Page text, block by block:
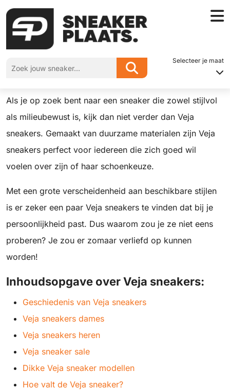
Selecteer je maat
Home»Veja sneakers
Als je op zoek bent naar een sneaker die zowel stijlvol
als milieubewust is, kijk dan niet verder dan Veja
sneakers. Gemaakt van duurzame materialen zijn Veja
sneakers perfect voor iedereen die zich goed wil
voelen over zijn of haar schoenkeuze.
Met een grote verscheidenheid aan beschikbare stijlen
is er zeker een paar Veja sneakers te vinden dat bij je
persoonlijkheid past. Dus waarom zou je ze niet eens
proberen? Je zou er zomaar verliefd op kunnen
worden!
Inhoudsopgave over Veja sneakers:
Geschiedenis van Veja sneakers
Veja sneakers dames
Veja sneakers heren
Veja sneaker sale
Dikke Veja sneaker modellen
Hoe valt de Veja sneaker?